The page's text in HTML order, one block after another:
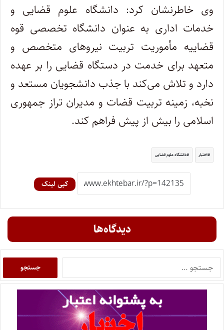
وی خاطرنشان کرد: دانشگاه علوم قضایی و
خدمات اداری به عنوان دانشگاه تخصصی قوه
قضاییه مأموریت تربیت نیرو‌های متخصص و
متعهد برای خدمت در دستگاه قضایی را بر عهده
دارد و تلاش می‌کند با جذب دانشجویان مستعد و
نخبه، زمینه تربیت قضات و مدیران تراز جمهوری
اسلامی را بیش از پیش فراهم کند.
اختبار دانشگاه علوم قضایی
کپی لینک
دیدگاه‌ها